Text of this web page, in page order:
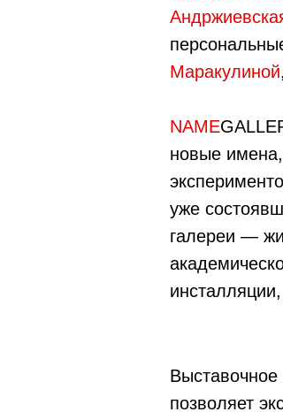
Маракулиной,
NAME
новые
уже
галереи —
Выставочное
позволяет